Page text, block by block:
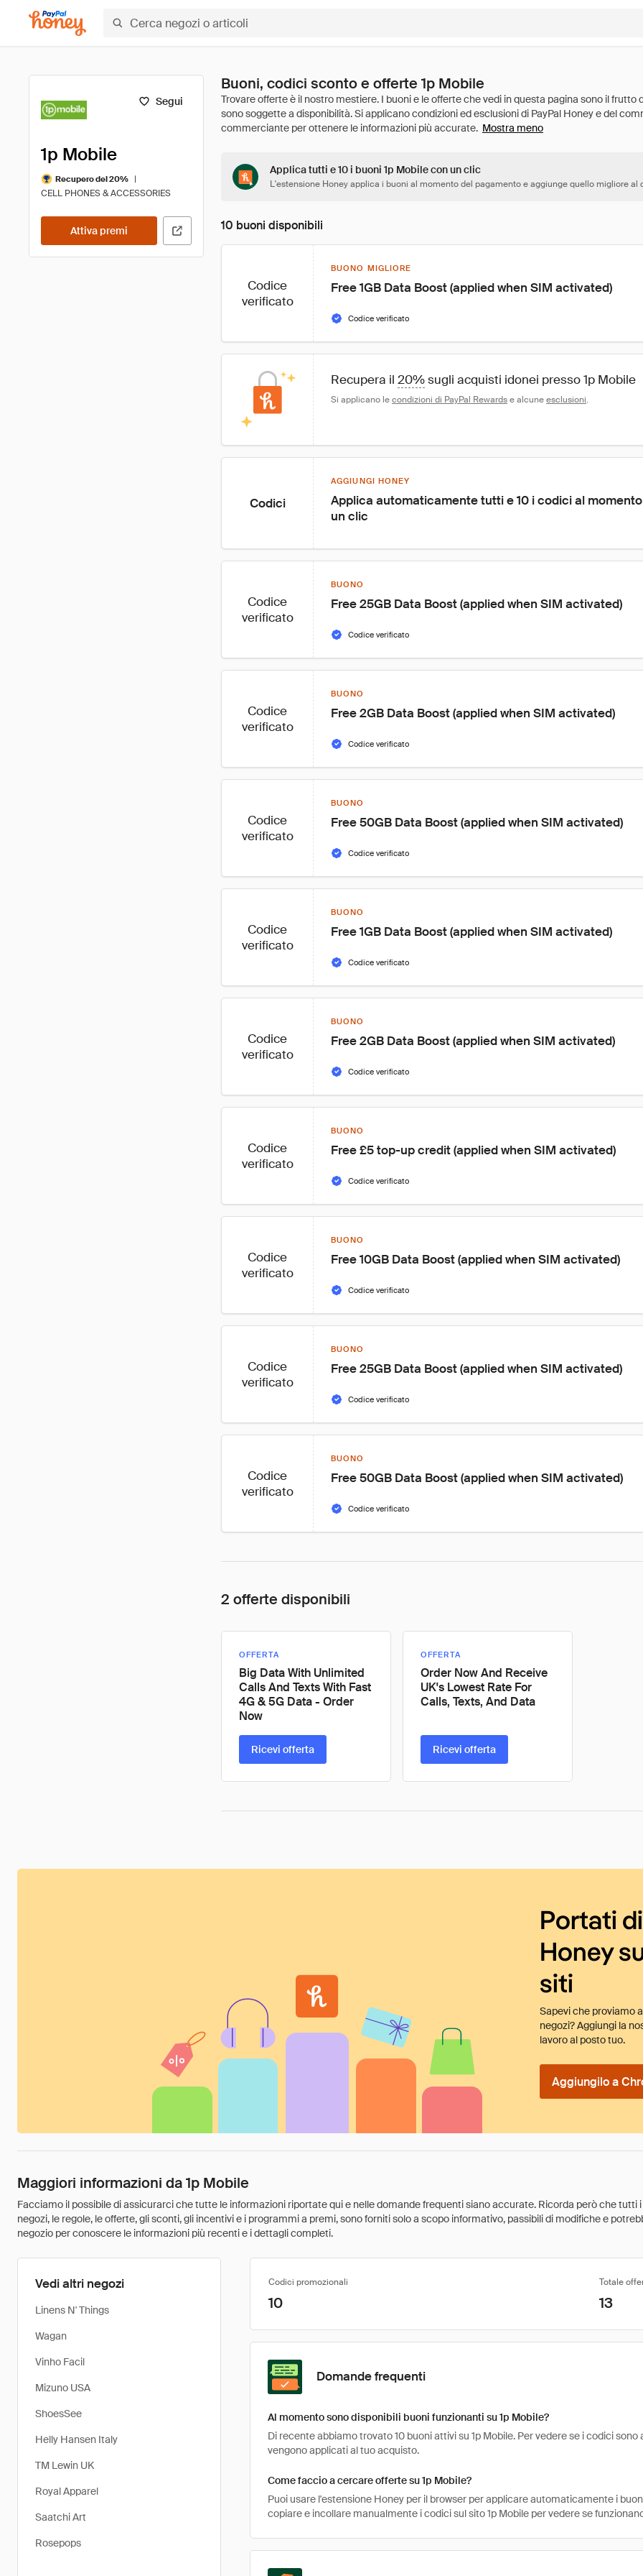
Segui
1p Mobile
Recupero del 20%
|
CELL PHONES & ACCESSORIES
Attiva premi
Buoni, codici sconto e offerte 1p Mobile
Mostra meno
Applica tutti e 10 i buoni 1p Mobile con un clic
L'estensione Honey applica i buoni al momento del pagamento e aggiunge quello migliore al
10 buoni disponibili
Codice
verificato
BUONO MIGLIORE
Free 1GB Data Boost (applied when SIM activated)
Codice verificato
Recupera il 20% sugli acquisti idonei presso 1p Mobile
Si applicano le condizioni di PayPal Rewards e alcune esclusioni.
Codici
AGGIUNGI HONEY
Applica automaticamente tutti e 10 i codici al
un clic
Codice
verificato
BUONO
Free 25GB Data Boost (applied when SIM activated)
Codice verificato
Codice
verificato
BUONO
Free 2GB Data Boost (applied when SIM activated)
Codice verificato
Codice
verificato
BUONO
Free 50GB Data Boost (applied when SIM activated)
Codice verificato
Codice
verificato
BUONO
Free 1GB Data Boost (applied when SIM activated)
Codice verificato
Codice
verificato
BUONO
Free 2GB Data Boost (applied when SIM activated)
Codice verificato
Codice
verificato
BUONO
Free £5 top-up credit (applied when SIM activated)
Codice verificato
Codice
verificato
BUONO
Free 10GB Data Boost (applied when SIM activated)
Codice verificato
Codice
verificato
BUONO
Free 25GB Data Boost (applied when SIM activated)
Codice verificato
Codice
verificato
BUONO
Free 50GB Data Boost (applied when SIM activated)
Codice verificato
2 offerte disponibili
OFFERTA
Big Data With Unlimited
Calls And Texts With Fast
4G & 5G Data - Order
Now
Ricevi offerta
OFFERTA
Order Now And Receive
UK's Lowest Rate For
Calls, Texts, And Data
Ricevi offerta
Portati
Honey
siti
Sapevi che proviamo
negozi? Aggiungi la
lavoro al posto tuo.
Aggiungilo a
Maggiori informazioni da 1p Mobile
Facciamo il possibile di assicurarci che tutte le informazioni riportate qui e nelle domande frequenti siano accurate. Ricorda però che
negozi, le regole, le offerte, gli sconti, gli incentivi e i programmi a premi, sono forniti solo a scopo informativo, passibili di modifiche e
negozio per conoscere le informazioni più recenti e i dettagli completi.
Vedi altri negozi
Linens N' Things
Wagan
Vinho Facil
Mizuno USA
ShoesSee
Helly Hansen Italy
TM Lewin UK
Royal Apparel
Saatchi Art
Rosepops
Codici promozionali Totale
10 13
Domande frequenti
Al momento sono disponibili buoni funzionanti su 1p Mobile?
Di recente abbiamo trovato 10 buoni attivi su 1p Mobile. Per vedere se i codici
vengono applicati al tuo acquisto.
Come faccio a cercare offerte su 1p Mobile?
Puoi usare l'estensione Honey per il browser per applicare automaticamente i
copiare e incollare manualmente i codici sul sito 1p Mobile per vedere se